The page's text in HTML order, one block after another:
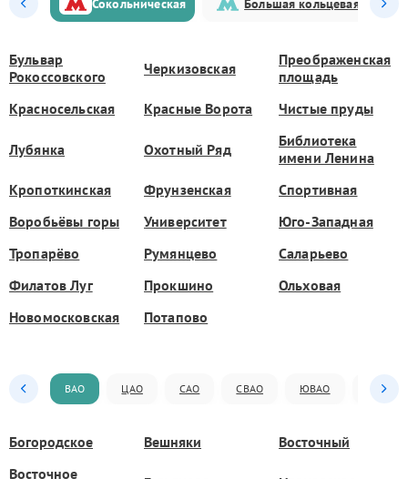
Бульвар
Рокоссовского
Черкизовская
Преображенская
площадь
Красносельская
Красные Ворота Чистые пруды
Лубянка Охотный Ряд
Библиотека
имени Ленина
Кропоткинская
Фрунзенская
Спортивная
Воробьёвы горы
Университет
Юго-Западная
Тропарёво
Румянцево
Саларьево
Филатов Луг
Прокшино
Ольховая
Новомосковская
Потапово
ВАО ЦАО САО СВАО ЮВАО ЮАО
Богородское Вешняки
Восточный
Восточное